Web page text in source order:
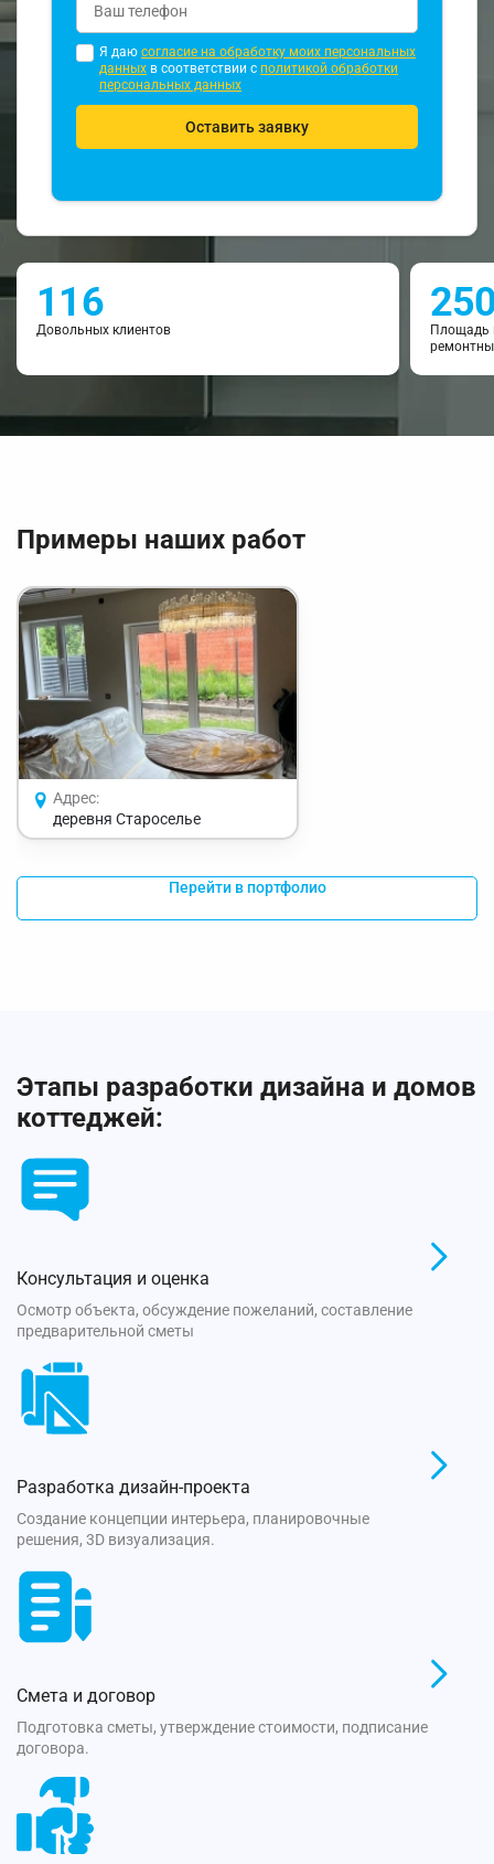
Я даю согласие на обработку моих персональных
данных в соответствии с политикой обработки
персональных данных
Оставить заявку
116
Довольных клиентов
Площадь
Примеры наших работ
Адрес:
деревня Староселье
Перейти в портфолио
Этапы разработки дизайна и домов
коттеджей:
Консультация и оценка
Осмотр объекта, обсуждение пожеланий, составление
предварительной сметы
Разработка дизайн-проекта
Создание концепции интерьера, планировочные
решения, 3D визуализация.
Смета и договор
Подготовка сметы, утверждение стоимости, подписание
договора.